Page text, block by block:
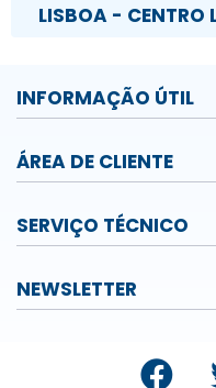
LISBOA - CENTRO
INFORMAÇÃO ÚTIL
ÁREA DE CLIENTE
SERVIÇO TÉCNICO
NEWSLETTER